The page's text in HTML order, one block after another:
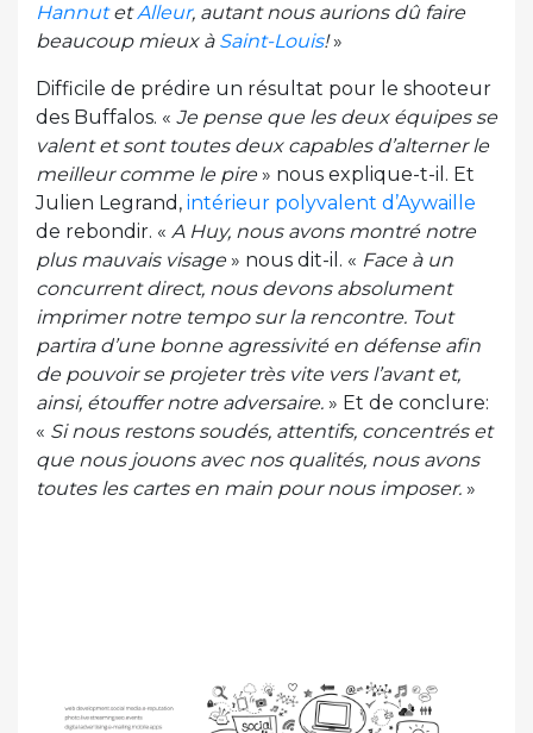
HannutetAlleur, autant nous aurions dû faire
beaucoup mieux à Saint-Louis!»
Difficile de prédire un résultat pour le shooteur
des Buffalos. « Je pense que les deux équipes se
valent et sont toutes deux capables d’alterner le
meilleur comme le pire» nous explique-t-il. Et
Julien Legrand, intérieur polyvalent d’Aywaille
de rebondir. « A Huy, nous avons montré notre
plus mauvais visage» nous dit-il. « Face à un
concurrent direct, nous devons absolument
imprimer notre tempo sur la rencontre. Tout
partira d’une bonne agressivité en défense afin
de pouvoir se projeter très vite vers l’avant et,
ainsi, étouffer notre adversaire. » Et de conclure:
« Si nous restons soudés, attentifs, concentrés et
que nous jouons avec nos qualités, nous avons
toutes les cartes en main pour nous imposer. »